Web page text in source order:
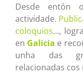
Desde entón
actividade.
coloquios...,
en Galicia e
unha das
relacionadas